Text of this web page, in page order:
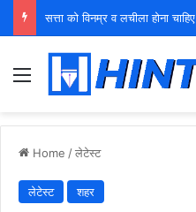
सत्ता को विनम्र व लचीला होना चाहिए
Menu
Home /लेटेस्ट
लेटेस्ट शहर